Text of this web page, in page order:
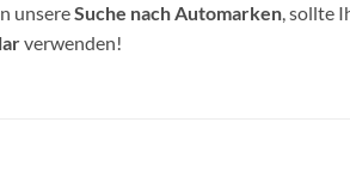
unsereSuche nach Automarken, sollte
verwenden!